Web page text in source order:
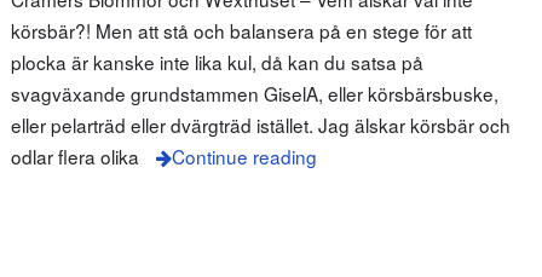
körsbär?! Men att stå och balansera på en stege för att
plocka är kanske inte lika kul, då kan du satsa på
svagväxande grundstammen GiselA, eller körsbärsbuske,
eller pelarträd eller dvärgträd istället. Jag älskar körsbär och
odlar flera olika
Continue reading